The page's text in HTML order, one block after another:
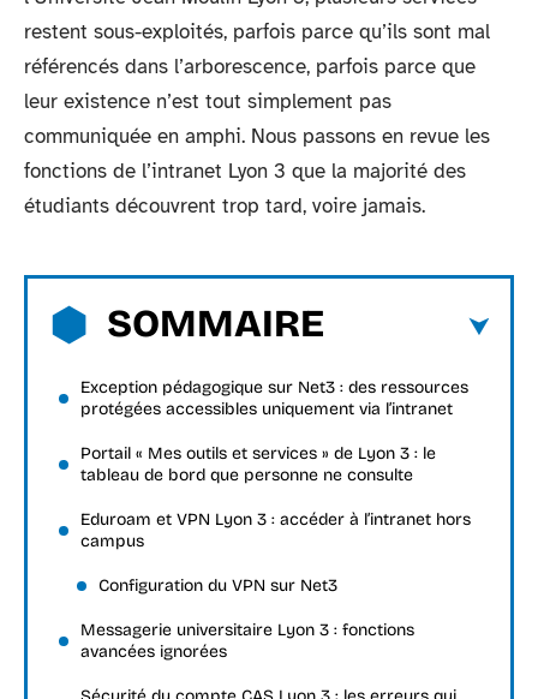
restent sous-exploités, parfois parce qu’ils sont mal
référencés dans l’arborescence, parfois parce que
leur existence n’est tout simplement pas
communiquée en amphi. Nous passons en revue les
fonctions de l’intranet Lyon 3 que la majorité des
étudiants découvrent trop tard, voire jamais.
SOMMAIRE
Exception pédagogique sur Net3 : des ressources
protégées accessibles uniquement via l’intranet
Portail « Mes outils et services » de Lyon 3 : le
tableau de bord que personne ne consulte
Eduroam et VPN Lyon 3 : accéder à l’intranet hors
campus
Configuration du VPN sur Net3
Messagerie universitaire Lyon 3 : fonctions
avancées ignorées